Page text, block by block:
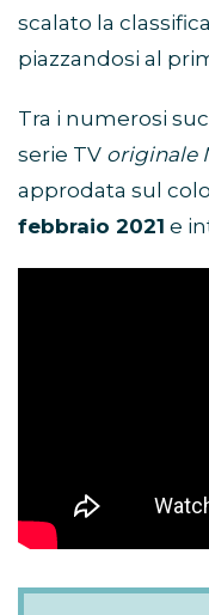
scalato la
piazzandosi al
Tra i numerosi
serie TV originale
approdata sul
febbraio 2021 e